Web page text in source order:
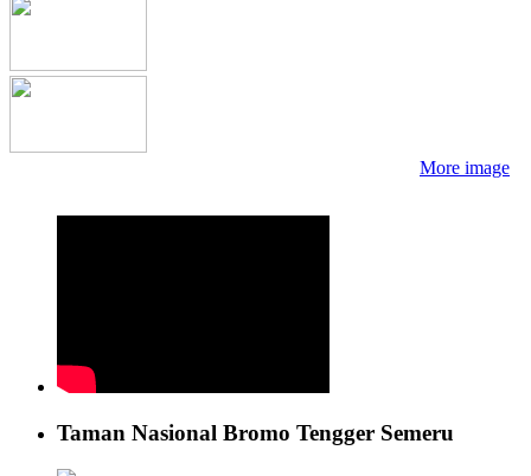
More image
Taman Nasional Bromo Tengger Semeru